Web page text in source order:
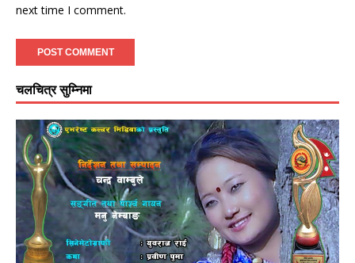
next time I comment.
चलचित्र सुम्निमा